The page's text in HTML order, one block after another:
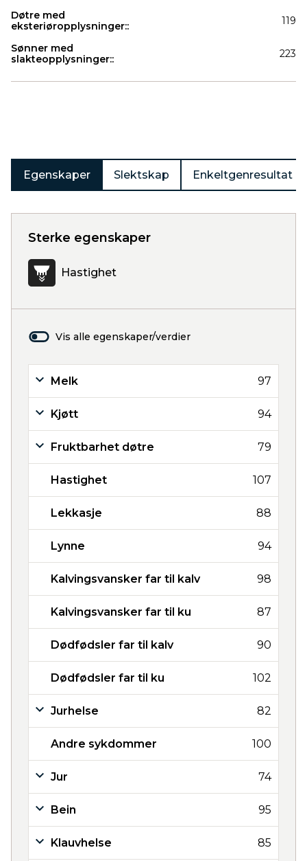
Døtre med
eksteriøropplysninger::
119
Sønner med
slakteopplysninger::
223
Egenskaper Slektskap Enkeltgenresultat
Sterke egenskaper
Hastighet
Vis alle egenskaper/verdier
Melk 97
Kjøtt 94
Fruktbarhet døtre 79
Hastighet 107
Lekkasje 88
Lynne 94
Kalvingsvansker far til kalv 98
Kalvingsvansker far til ku 87
Dødfødsler far til kalv 90
Dødfødsler far til ku 102
Jurhelse 82
Andre sykdommer 100
Jur 74
Bein 95
Klauvhelse 85